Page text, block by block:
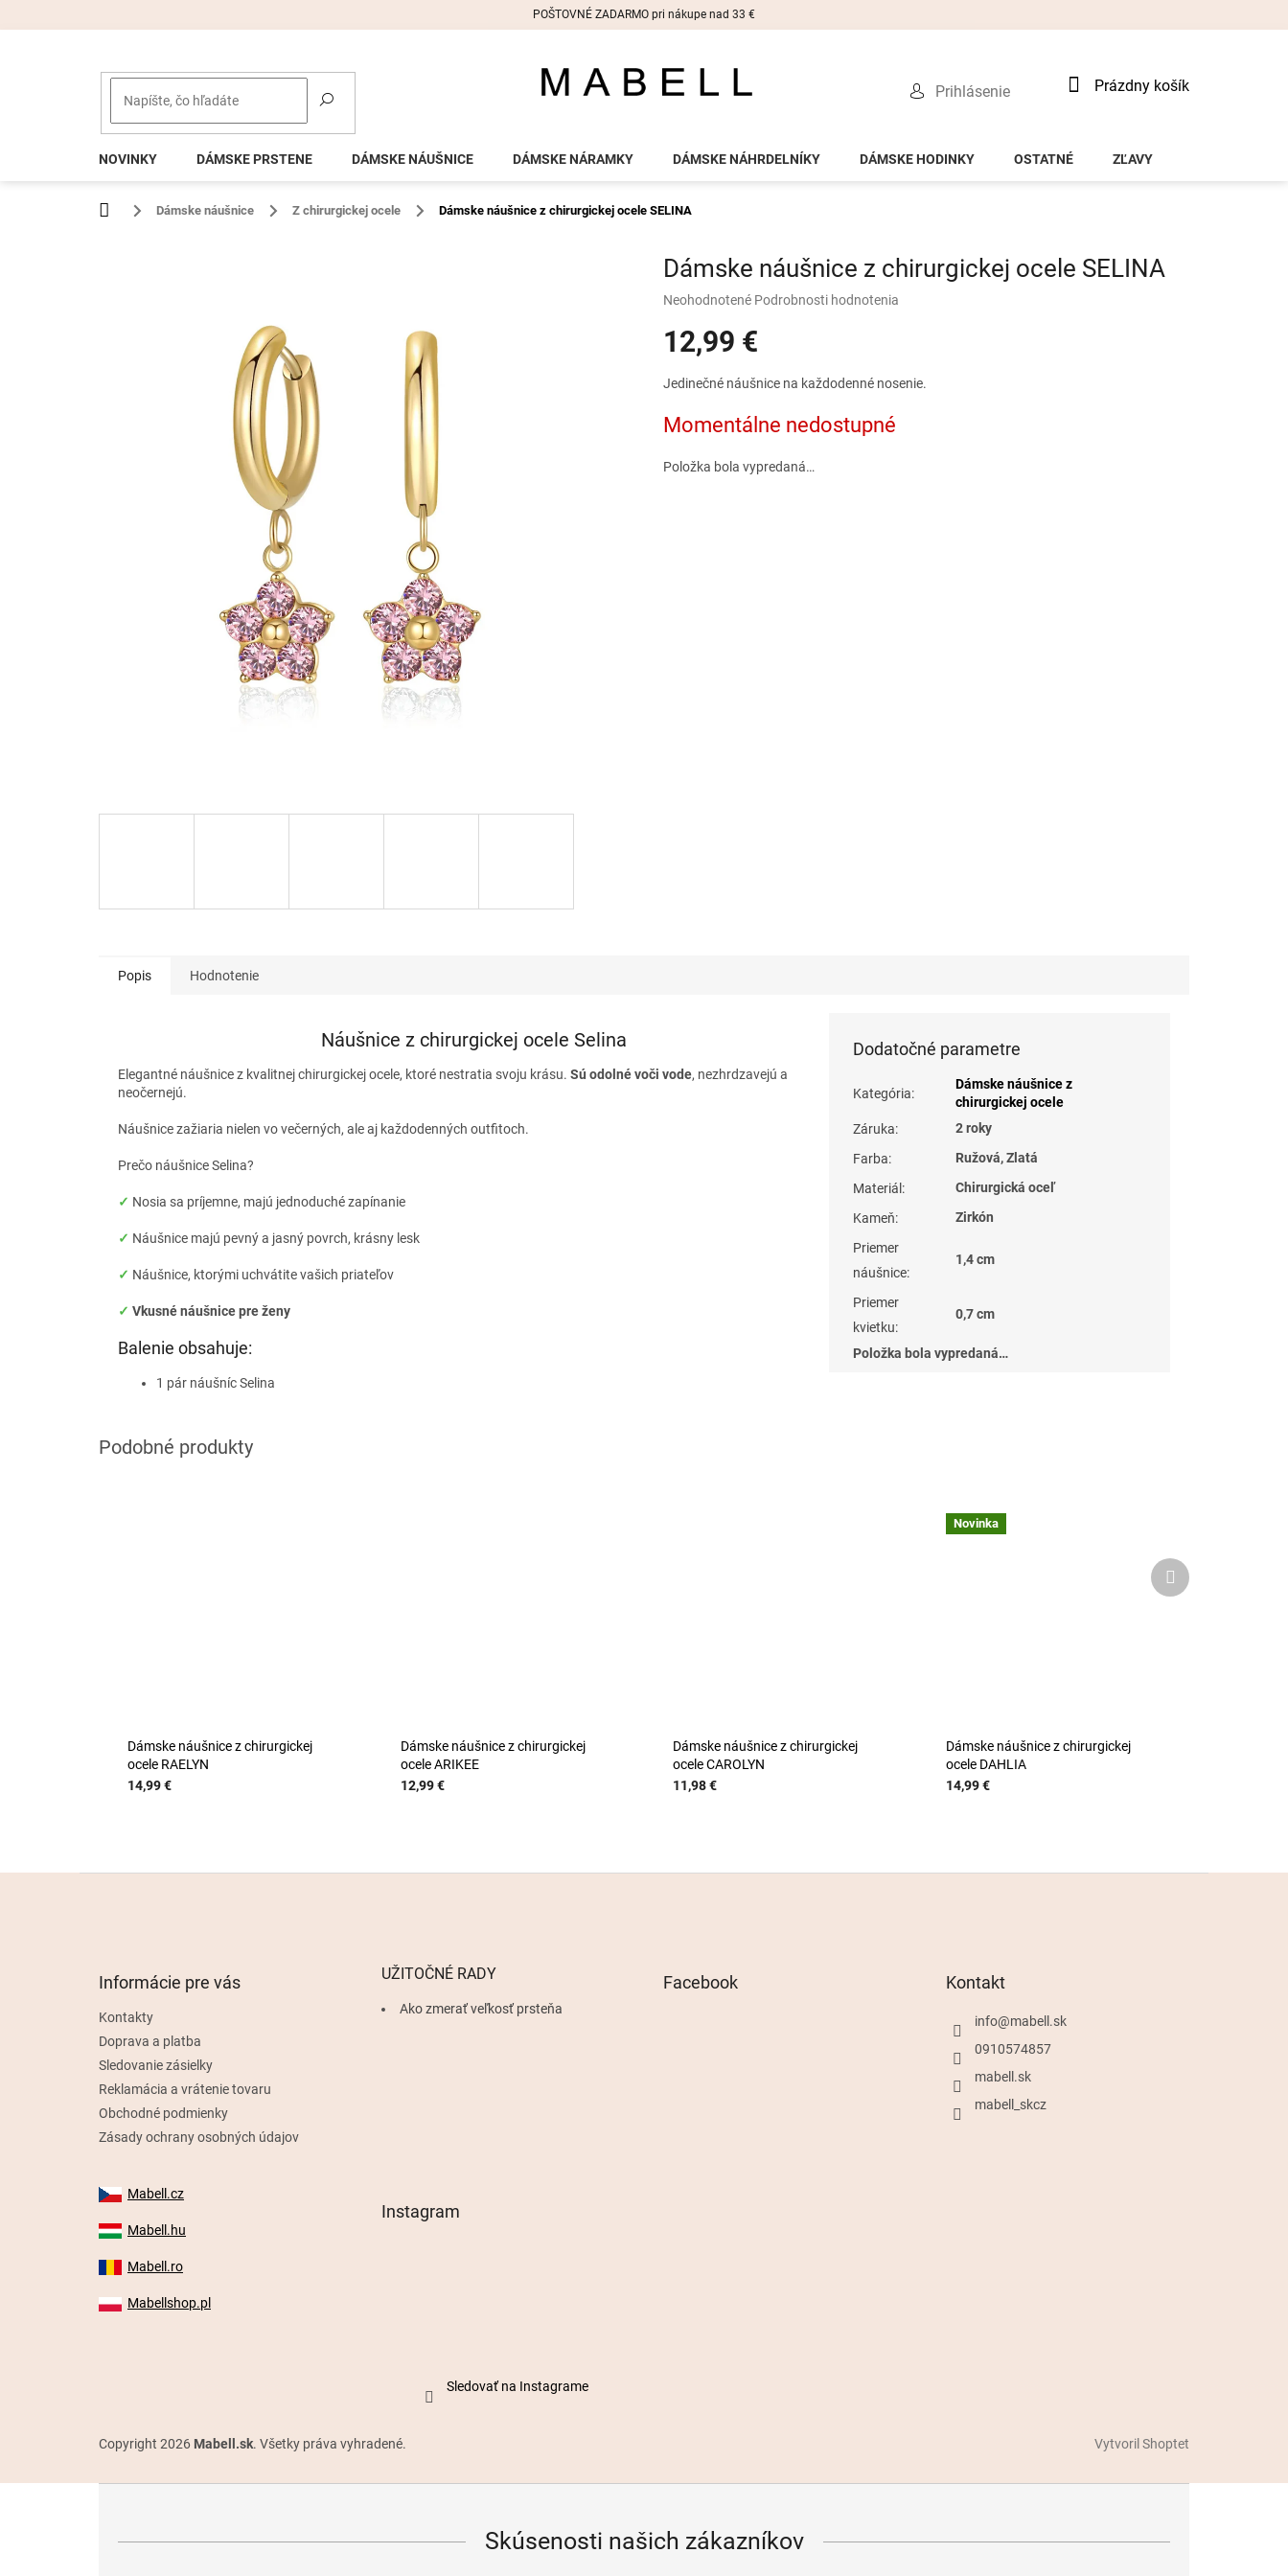
POŠTOVNÉ ZADARMO pri nákupe nad 33 €
Prihlásenie
Nákupný
Prázdny košík
NOVINKY DÁMSKE PRSTENE DÁMSKE NÁUŠNICE DÁMSKE NÁRAMKY DÁMSKE NÁHRDELNÍKY DÁMSKE HODINKY OSTATNÉ ZĽAVY
Domov Dámske náušnice Z chirurgickej ocele Dámske náušnice z chirurgickej ocele SELINA
Dámske náušnice z chirurgickej ocele SELINA
Priemerné
produktu
je
z
hviezdičiek.
Neohodnotené Podrobnosti hodnotenia
12,99 €
cena:
Jedinečné náušnice na každodenné nosenie.
Momentálne nedostupné
Položka bola vypredaná…
Popis Hodnotenie
Náušnice z chirurgickej ocele Selina
Elegantné náušnice z kvalitnej chirurgickej ocele, ktoré nestratia svoju krásu. Sú odolné voči vode, nezhrdzavejú a
neočernejú.
Náušnice zažiaria nielen vo večerných, ale aj každodenných outfitoch.
Prečo náušnice Selina?
✓ Nosia sa príjemne, majú jednoduché zapínanie
✓ Náušnice majú pevný a jasný povrch, krásny lesk
✓ Náušnice, ktorými uchvátite vašich priateľov
✓ Vkusné náušnice pre ženy
Balenie obsahuje:
1 pár náušníc Selina
Dodatočné parametre
Kategória:
Dámske náušnice z
chirurgickej ocele
Záruka:
2 roky
Farba:
Ružová, Zlatá
Materiál :
Chirurgická oceľ
Kameň:
Zirkón
Priemer
náušnice:
1,4 cm
Priemer
kvietku:
0,7 cm
Položka bola vypredaná…
Dámske náušnice z chirurgickej
ocele RAELYN
14,99 €
Dámske náušnice z chirurgickej
ocele ARIKEE
12,99 €
Dámske náušnice z chirurgickej
ocele CAROLYN
11,98 €
Novinka
Dámske náušnice z chirurgickej
ocele DAHLIA
14,99 €
Ďalší
produkt
Informácie pre vás
Kontakty
Doprava a platba
Sledovanie zásielky
Reklamácia a vrátenie tovaru
Obchodné podmienky
Zásady ochrany osobných údajov
UŽITOČNÉ RADY
Ako zmerať veľkosť prsteňa
Facebook Kontakt
info@mabell.sk
0910574857
mabell.sk
mabell_skcz
Mabell.cz
Mabell.hu
Mabell.ro
Mabellshop.pl
Instagram
Sledovať na Instagrame
Vytvoril Shoptet
Copyright 2026 Mabell.sk. Všetky práva vyhradené.
Skúsenosti našich zákazníkov